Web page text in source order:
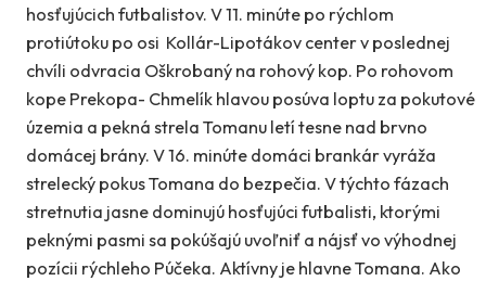
hosťujúcich futbalistov. V 11. minúte po rýchlom
protiútoku po osi Kollár-Lipotákov center v poslednej
chvíli odvracia Oškrobaný na rohový kop. Po rohovom
kope Prekopa- Chmelík hlavou posúva loptu za pokutové
územia a pekná strela Tomanu letí tesne nad brvno
domácej brány. V 16. minúte domáci brankár vyráža
strelecký pokus Tomana do bezpečia. V týchto fázach
stretnutia jasne dominujú hosťujúci futbalisti, ktorými
peknými pasmi sa pokúšajú uvoľniť a nájsť vo výhodnej
pozícii rýchleho Púčeka. Aktívny je hlavne Tomana. Ako